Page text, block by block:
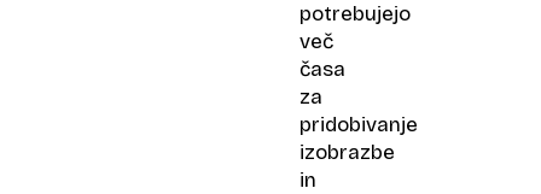
potrebujejo
več
časa
za
pridobivanje
izobrazbe
in